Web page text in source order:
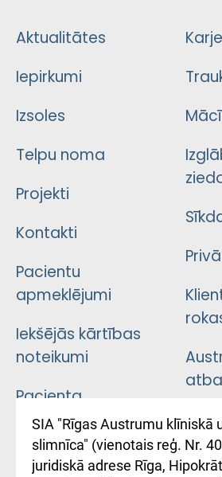
Aktualitātes
Iepirkumi
Izsoles
Telpu noma
Projekti
Kontakti
Pacientu
apmeklējumi
Iekšējās kārtības
noteikumi
Pacienta
atsauksmju/sūdzību
iesniegšanas
kārtība
SIA "Rīgas Austrumu klīniskā
slimnīca" (vienotais reģ. Nr.
juridiskā adrese Rīga,